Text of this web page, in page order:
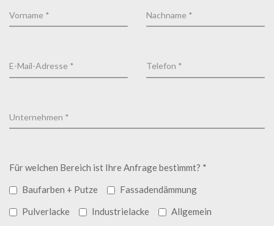
Für welchen Bereich ist Ihre Anfrage bestimmt? *
Baufarben + Putze
Fassadendämmung
Pulverlacke
Industrielacke Allgemein